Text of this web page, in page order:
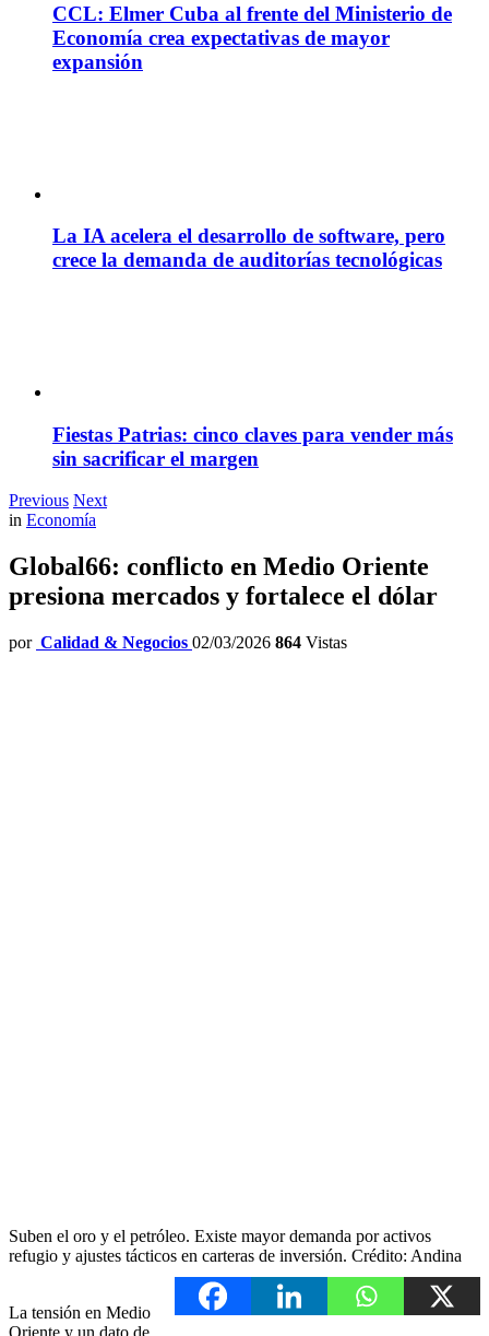
CCL: Elmer Cuba al frente del Ministerio de
Economía crea expectativas de mayor
expansión
La IA acelera el desarrollo de software, pero
crece la demanda de auditorías tecnológicas
Fiestas Patrias: cinco claves para vender más
sin sacrificar el margen
Previous Next
in Economía
Global66: conflicto en Medio Oriente
presiona mercados y fortalece el dólar
por Calidad & Negocios 02/03/2026 864 Vistas
Suben el oro y el petróleo. Existe mayor demanda por activos
refugio y ajustes tácticos en carteras de inversión. Crédito: Andina
La tensión en Medio